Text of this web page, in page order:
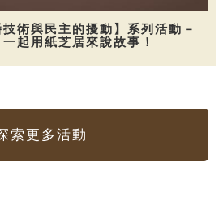
技術與民主的擾動】系列活動－
起用紙芝居來說故事！
索更多活動